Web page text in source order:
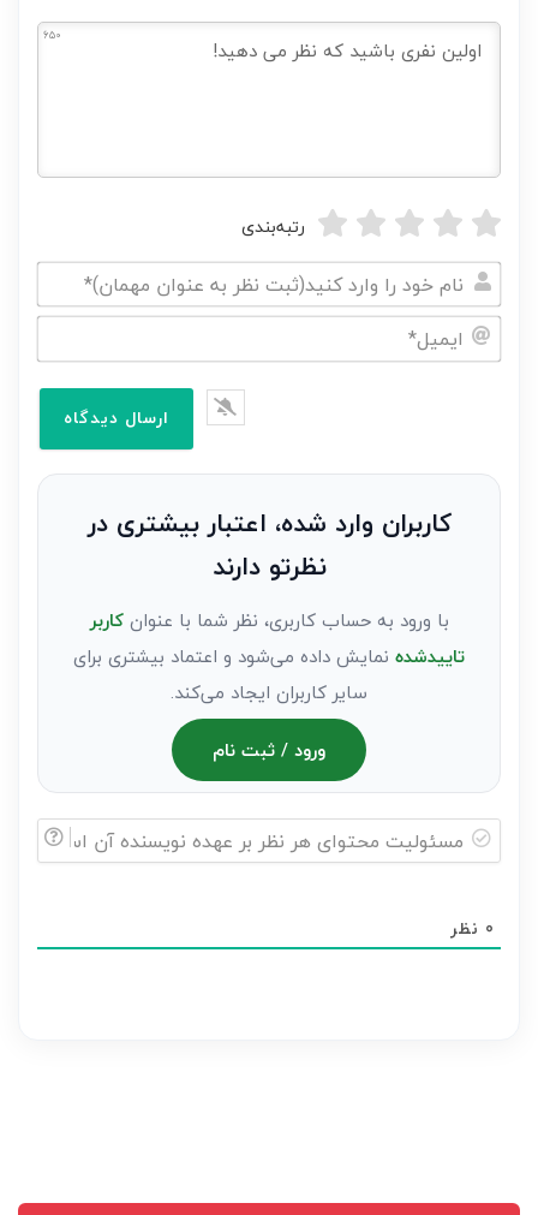
650
رتبه‌بندی
نام
خود
نظر
کاربران وارد شده، اعتبار بیشتری در
نظرتو دارند
با ورود به حساب کاربری، نظر شما با عنوانکاربر
تاییدشده نمایش داده می‌شود و اعتماد بیشتری برای
سایر کاربران ایجاد می‌کند.
ورود / ثبت نام
هر
0 نظر